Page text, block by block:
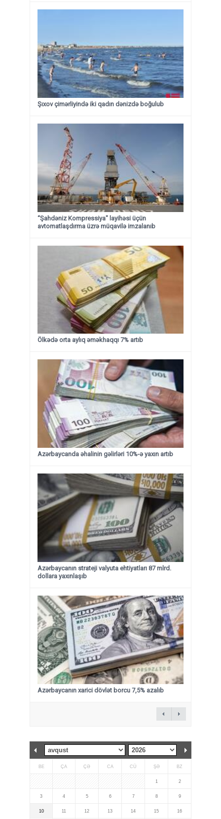
Şıxov çimərliyində iki qadın dənizdə boğulub
“Şahdəniz Kompressiya" layihəsi üçün
avtomatlaşdırma üzrə müqavilə imzalanıb
Ölkədə orta aylıq əməkhaqqı 7% artıb
Azərbaycanda əhalinin gəlirləri 10%-ə yaxın artıb
Azərbaycanın strateji valyuta ehtiyatları 87 mlrd.
dollara yaxınlaşıb
Azərbaycanın xarici dövlət borcu 7,5% azalıb
BE ÇA ÇƏ CA CÜ ŞƏ BZ
1 2
3 4 5 6 7 8 9
10 11 12 13 14 15 16